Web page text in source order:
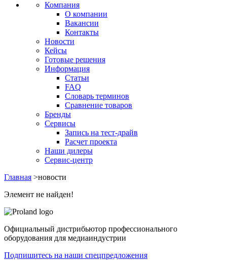
Компания
О компании
Вакансии
Контакты
Новости
Кейсы
Готовые решения
Информация
Статьи
FAQ
Словарь терминов
Сравнение товаров
Бренды
Сервисы
Запись на тест-драйв
Расчет проекта
Наши дилеры
Сервис-центр
Главная >новости
Элемент не найден!
Официальный дистрибьютор профессионального
оборудования для медиаиндустрии
Подпишитесь на наши спецпредложения